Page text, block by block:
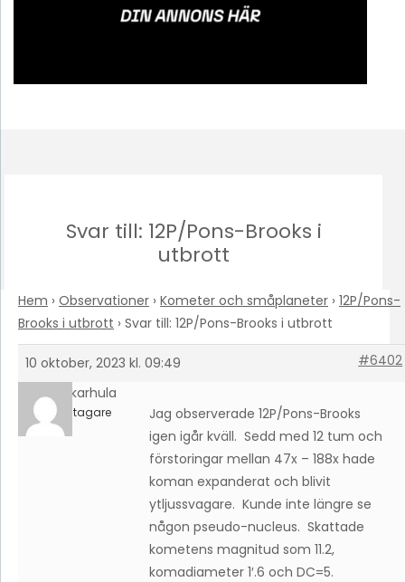
Svar till: 12P/Pons-Brooks i
utbrott
Hem › Observationer › Kometer och småplaneter › 12P/Pons-
Brooks i utbrott › Svar till: 12P/Pons-Brooks i utbrott
10 oktober, 2023 kl. 09:49
#6402
timokarhula
Deltagare
Jag observerade 12P/Pons-Brooks
igen igår kväll. Sedd med 12 tum och
förstoringar mellan 47x – 188x hade
koman expanderat och blivit
ytljussvagare. Kunde inte längre se
någon pseudo-nucleus. Skattade
kometens magnitud som 11.2,
komadiameter 1′.6 och DC=5.